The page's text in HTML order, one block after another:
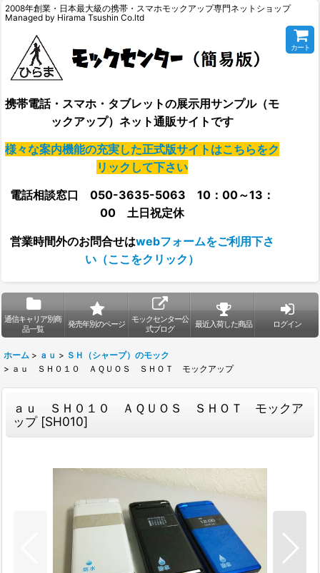
2008年創業・日本最大級の携帯・スマホモックアップ専門ネットショップ
Managed by Hirama Tsushin Co.ltd
携帯電話・スマホ・タブレットの展示用サンプル（モ
ックアップ）ネット通販サイトです
様々な案内機能の充実した正式版サイトはこちらをク
リックして下さい
電話相談窓口 050-3635-5063 10：00～13：
00 土日祝定休
営業時間外のお問合せはwebフォームをご利用下さ
い（ここをクリック）
カート
通信キャリア別商
品一覧
発売年別のページ
モックセンター公
式ブログ
最近入荷した商品 ログイン
ホーム > ａｕ > ＳＨ（シャープ）のモック
> ａｕ ＳＨ０１０ ＡＱＵＯＳ ＳＨＯＴ モックアップ
ａｕ ＳＨ０１０ ＡＱＵＯＳ ＳＨＯＴ モックア
ップ [SH010]